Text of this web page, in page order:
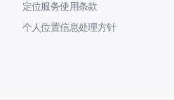
定位服务使用条款
个人位置信息处理方针